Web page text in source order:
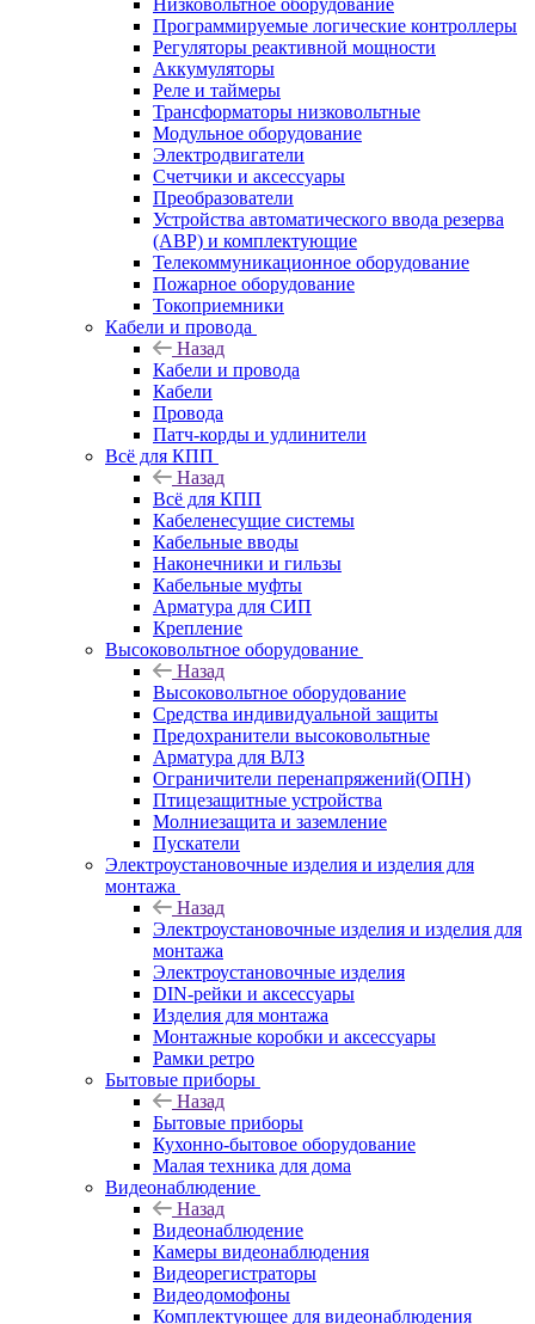
Низковольтное оборудование
Программируемые логические контроллеры
Регуляторы реактивной мощности
Аккумуляторы
Реле и таймеры
Трансформаторы низковольтные
Модульное оборудование
Электродвигатели
Счетчики и аксессуары
Преобразователи
Устройства автоматического ввода резерва
(АВР) и комплектующие
Телекоммуникационное оборудование
Пожарное оборудование
Токоприемники
Кабели и провода
Назад
Кабели и провода
Кабели
Провода
Патч-корды и удлинители
Всё для КПП
Назад
Всё для КПП
Кабеленесущие системы
Кабельные вводы
Наконечники и гильзы
Кабельные муфты
Арматура для СИП
Крепление
Высоковольтное оборудование
Назад
Высоковольтное оборудование
Средства индивидуальной защиты
Предохранители высоковольтные
Арматура для ВЛЗ
Ограничители перенапряжений(ОПН)
Птицезащитные устройства
Молниезащита и заземление
Пускатели
Электроустановочные изделия и изделия для
монтажа
Назад
Электроустановочные изделия и изделия для
монтажа
Электроустановочные изделия
DIN-рейки и аксессуары
Изделия для монтажа
Монтажные коробки и аксессуары
Рамки ретро
Бытовые приборы
Назад
Бытовые приборы
Кухонно-бытовое оборудование
Малая техника для дома
Видеонаблюдение
Назад
Видеонаблюдение
Камеры видеонаблюдения
Видеорегистраторы
Видеодомофоны
Комплектующее для видеонаблюдения